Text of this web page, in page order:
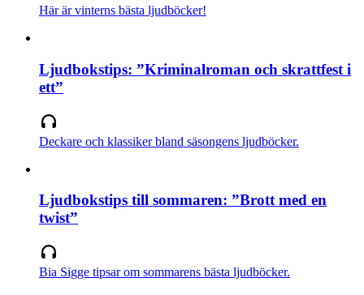
Här är vinterns bästa ljudböcker!
Ljudbokstips: ”Kriminalroman och skrattfest i
ett”
Deckare och klassiker bland säsongens ljudböcker.
Ljudbokstips till sommaren: ”Brott med en
twist”
Bia Sigge tipsar om sommarens bästa ljudböcker.